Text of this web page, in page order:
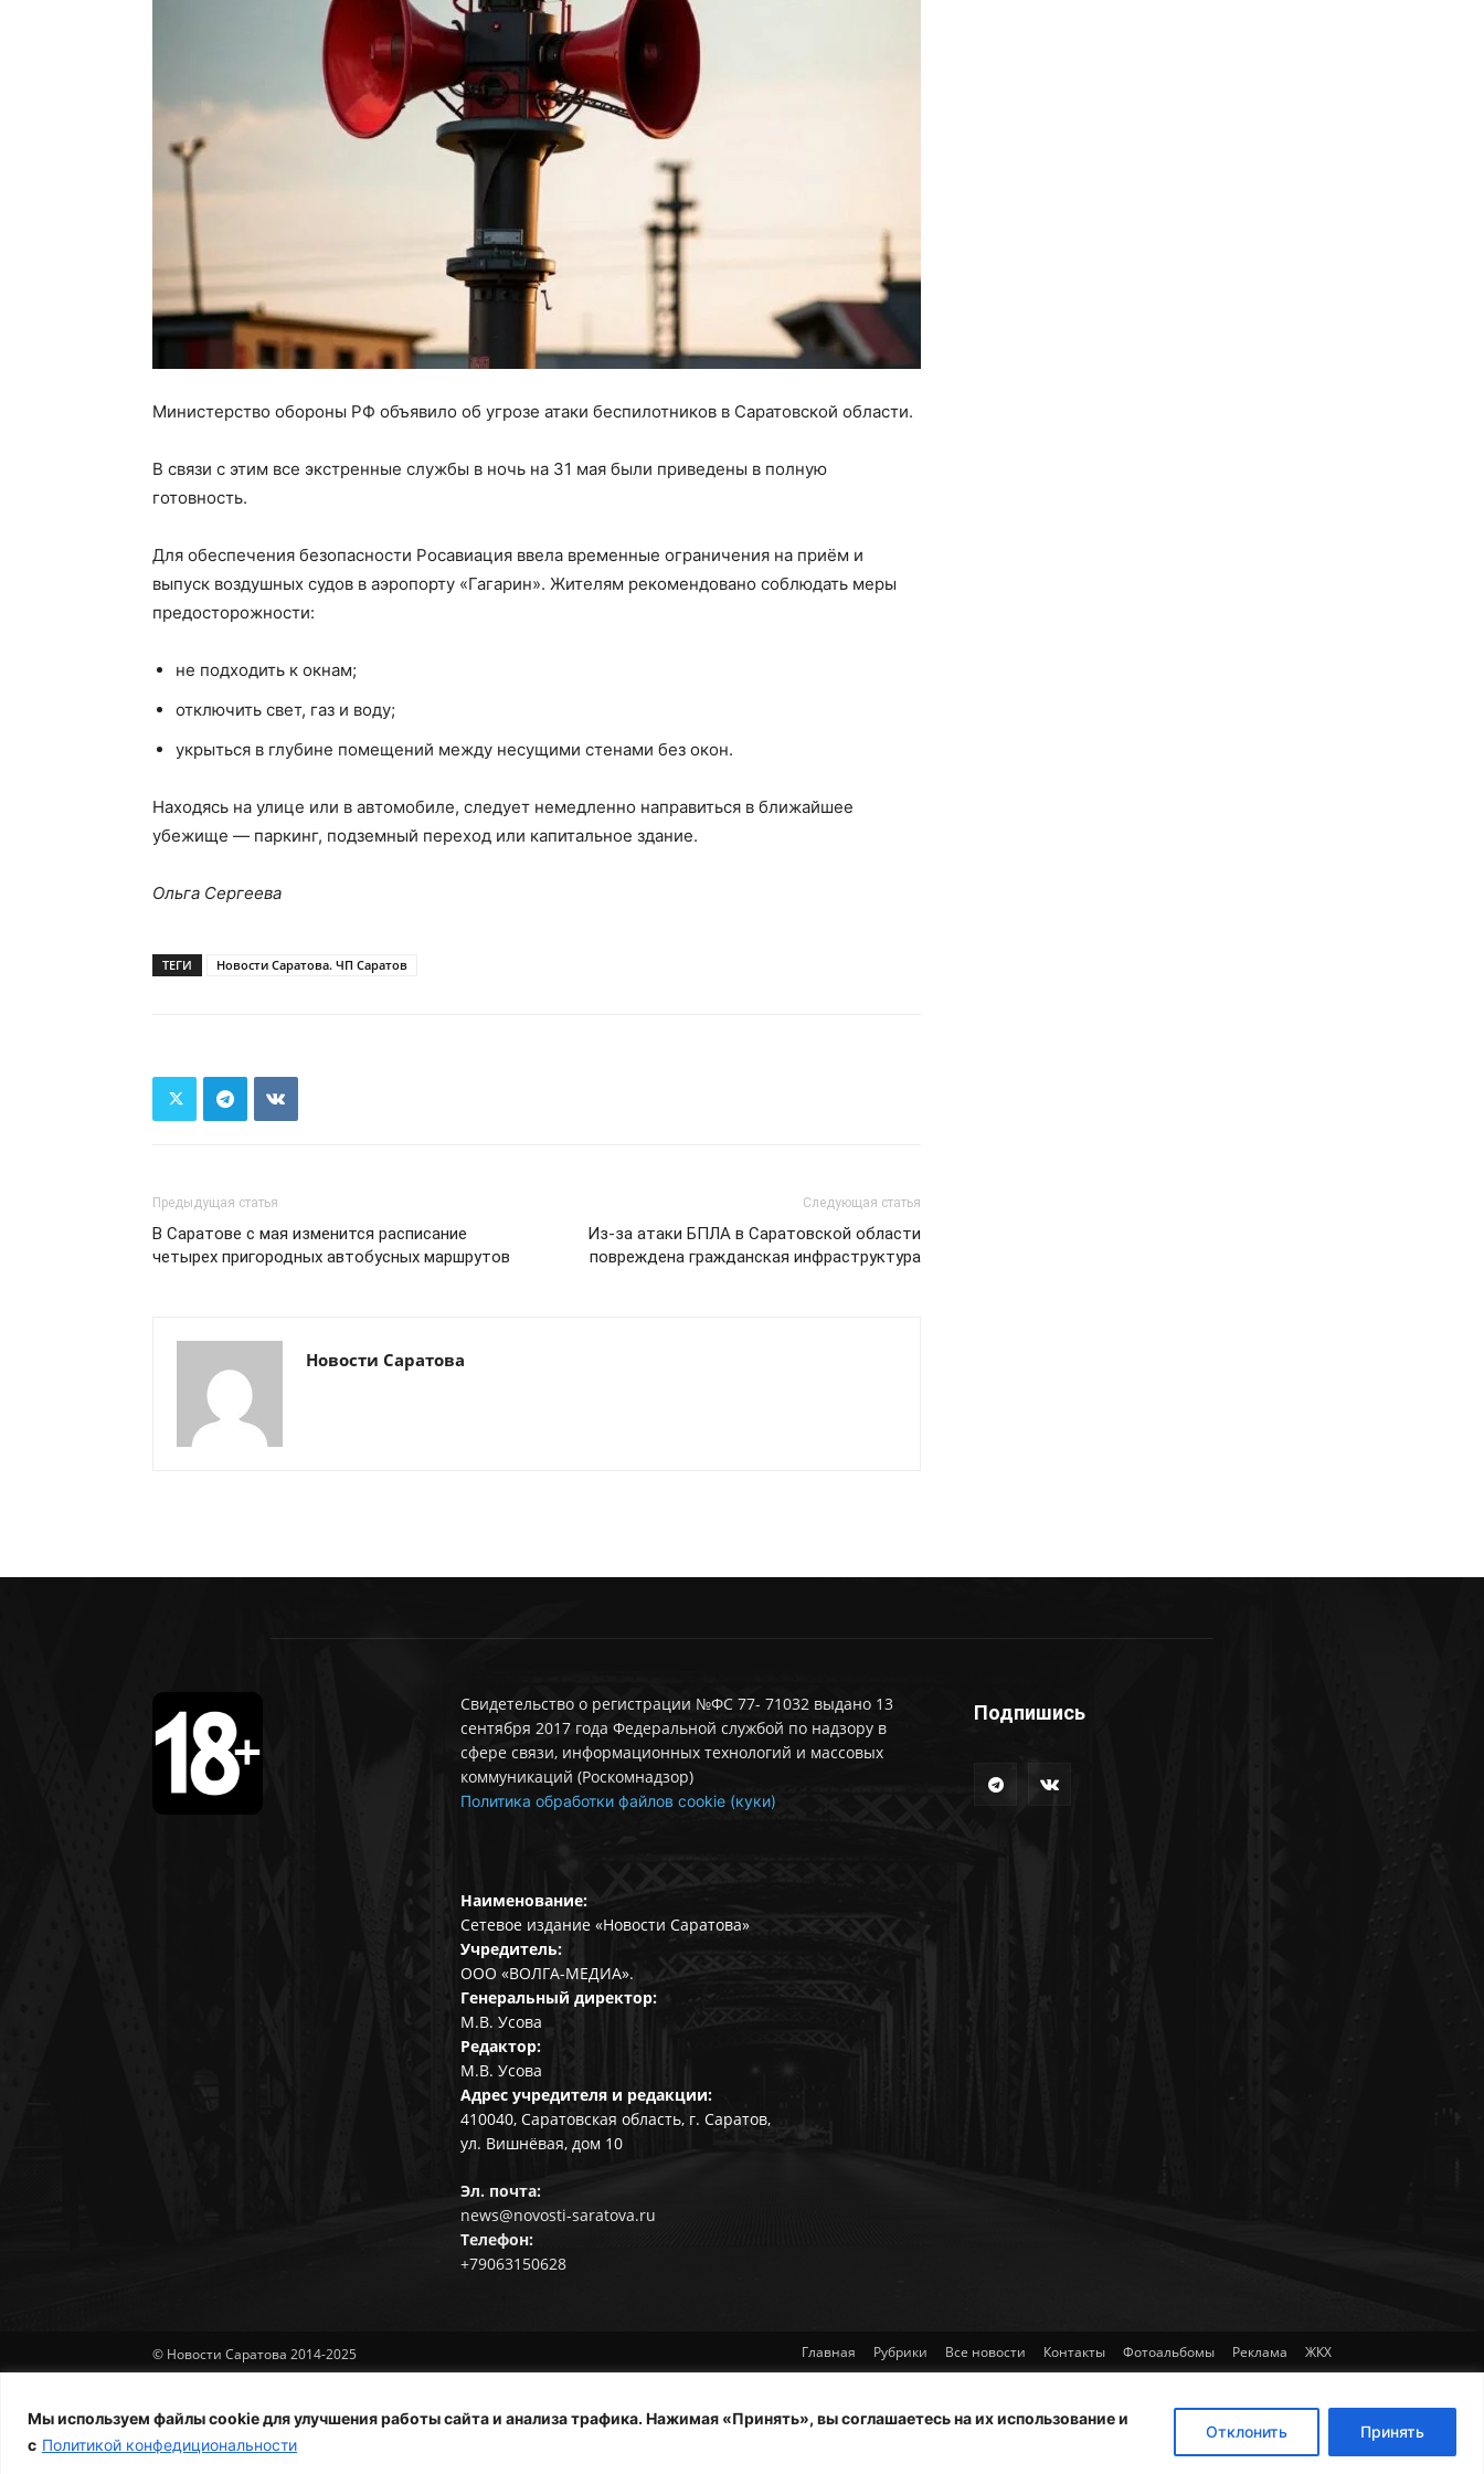
Мы используем файлы cookie для улучшения работы сайта и анализа трафика. Нажимая «Принять», вы соглашаетесь на их использование и
с Политикой конфедициональности
Отклонить Принять
Министерство обороны РФ объявило об угрозе атаки беспилотников в Саратовской области.
В связи с этим все экстренные службы в ночь на 31 мая были приведены в полную
готовность.
Для обеспечения безопасности Росавиация ввела временные ограничения на приём и
выпуск воздушных судов в аэропорту «Гагарин». Жителям рекомендовано соблюдать меры
предосторожности:
не подходить к окнам;
отключить свет, газ и воду;
укрыться в глубине помещений между несущими стенами без окон.
Находясь на улице или в автомобиле, следует немедленно направиться в ближайшее
убежище — паркинг, подземный переход или капитальное здание.
Ольга Сергеева
ТЕГИ Новости Саратова. ЧП Саратов
Предыдущая статья
В Саратове с мая изменится расписание
четырех пригородных автобусных маршрутов
Следующая статья
Из-за атаки БПЛА в Саратовской области
повреждена гражданская инфраструктура
Новости Саратова
Свидетельство о регистрации №ФС 77- 71032 выдано 13
сентября 2017 года Федеральной службой по надзору в
сфере связи, информационных технологий и массовых
коммуникаций (Роскомнадзор)
Политика обработки файлов cookie (куки)
Наименование:
Сетевое издание «Новости Саратова»
Учредитель:
ООО «ВОЛГА-МЕДИА».
Генеральный директор:
М.В. Усова
Редактор:
М.В. Усова
Адрес учредителя и редакции:
410040, Саратовская область, г. Саратов,
ул. Вишнёвая, дом 10
Эл. почта:
news@novosti-saratova.ru
Телефон:
+79063150628
Подпишись
© Новости Саратова 2014-2025 Главная Рубрики Все новости Контакты Фотоальбомы Реклама ЖКХ